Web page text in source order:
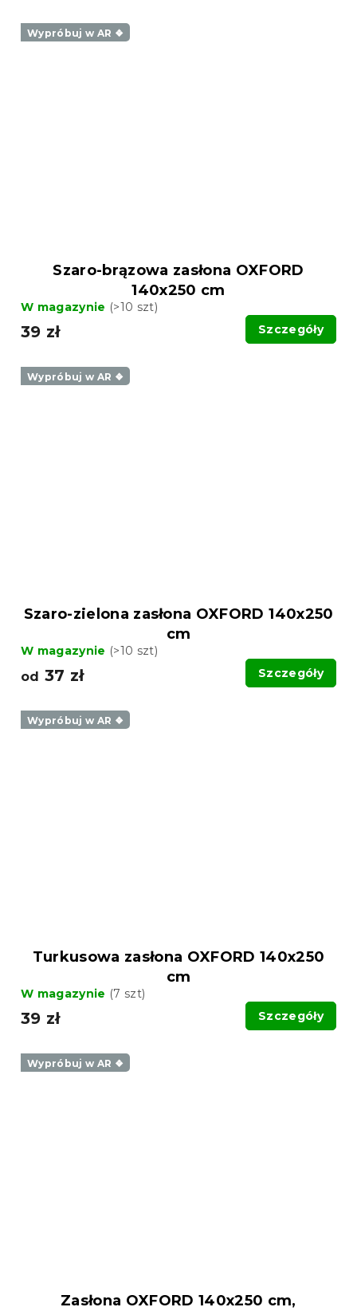
Wypróbuj w AR ❖
Szaro-brązowa zasłona OXFORD
140x250 cm
W magazynie (>10 szt)
39 zł Szczegóły
Wypróbuj w AR ❖
Szaro-zielona zasłona OXFORD 140x250
cm
W magazynie (>10 szt)
od 37 zł Szczegóły
Wypróbuj w AR ❖
Turkusowa zasłona OXFORD 140x250
cm
W magazynie (7 szt)
39 zł Szczegóły
Wypróbuj w AR ❖
Zasłona OXFORD 140x250 cm,